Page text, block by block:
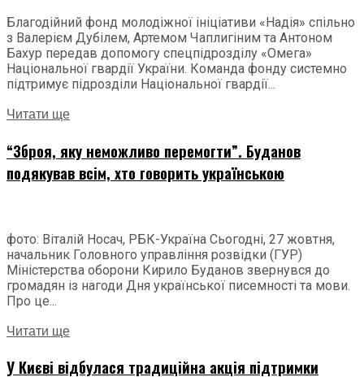
Благодійний фонд молодіжної ініціативи «Надія» спільно
з Валерієм Дубілем, Артемом Чаплигіним та Антоном
Бахур передав допомогу спецпідрозділу «Омега»
Національної гвардії України. Команда фонду системно
підтримує підрозділи Національної гвардії...
Читати ще
“Зброя, яку неможливо перемогти”. Буданов
подякував всім, хто говорить українською
фото: Віталій Носач, РБК-Україна Сьогодні, 27 жовтня,
начальник Головного управління розвідки (ГУР)
Міністерства оборони Кирило Буданов звернувся до
громадян із нагоди Дня української писемності та мови.
Про це...
Читати ще
У Києві відбулася традиційна акція підтримки